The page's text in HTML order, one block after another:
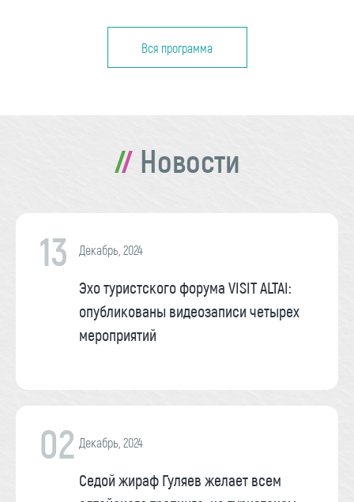
Вся программа
Новости
13 Декабрь, 2024
Эхо туристского форума VISIT ALTAI:
опубликованы видеозаписи четырех
мероприятий
02 Декабрь, 2024
Седой жираф Гуляев желает всем